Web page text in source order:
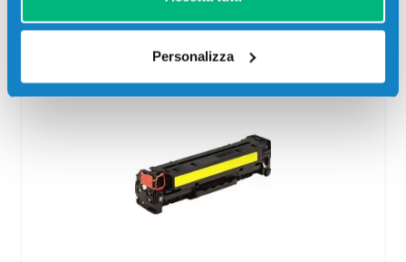
Personalizza
visualizzare l'offerta